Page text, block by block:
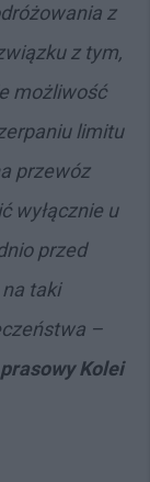
z
z tym,
możliwość
limitu
przewóz
wyłącznie u
przed
taki
–
Kolei